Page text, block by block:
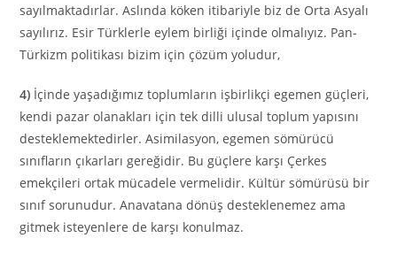
sayılmaktadırlar. Aslında köken itibariyle biz de Orta Asyalı
sayılırız. Esir Türklerle eylem birliği içinde olmalıyız. Pan-
Türkizm politikası bizim için çözüm yoludur,
4) İçinde yaşadığımız toplumların işbirlikçi egemen güçleri,
kendi pazar olanakları için tek dilli ulusal toplum yapısını
desteklemektedirler. Asimilasyon, egemen sömürücü
sınıfların çıkarları gereğidir. Bu güçlere karşı Çerkes
emekçileri ortak mücadele vermelidir. Kültür sömürüsü bir
sınıf sorunudur. Anavatana dönüş desteklenemez ama
gitmek isteyenlere de karşı konulmaz.